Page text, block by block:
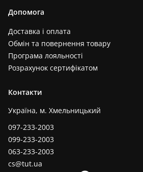
Допомога
Доставка і оплата
Обмін та повернення товару
Програма лояльності
Розрахунок сертифікатом
Контакти
Україна, м. Хмельницький
097-233-2003
099-233-2003
063-233-2003
cs@tut.ua